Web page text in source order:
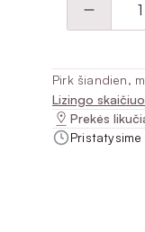
Pirk šiandien,
Lizingo
Prekės